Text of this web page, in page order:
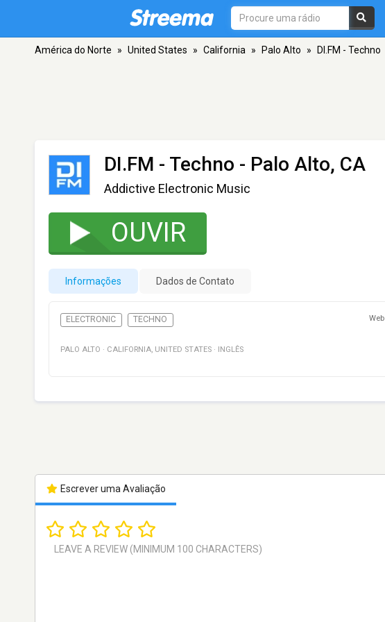
América do Norte » United States » California » Palo Alto » DI.FM - Techno
DI.FM - Techno - Palo Alto, CA
Addictive Electronic Music
OUVIR
Informações Dados de Contato
ELECTRONIC TECHNO Web
PALO ALTO · CALIFORNIA, UNITED STATES · INGLÊS
Escrever uma Avaliação